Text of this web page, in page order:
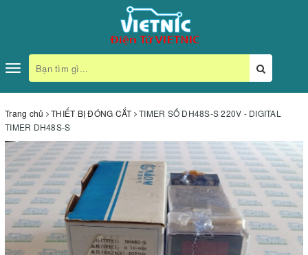
Toggle
navigation
Trang chủ THIẾT BỊ ĐÓNG CẮT
TIMER SỐ DH48S-S 220V - DIGITAL
TIMER DH48S-S